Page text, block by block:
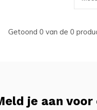
Getoond 0 van de 0
je aan voor